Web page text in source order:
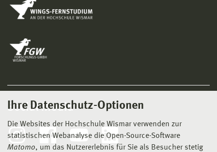
Ihre Datenschutz-Optionen
Die Websites der Hochschule Wismar verwenden zur
statistischen Webanalyse die Open-Source-Software
Matomo, um das Nutzererlebnis für Sie als Besucher stetig
Social Media